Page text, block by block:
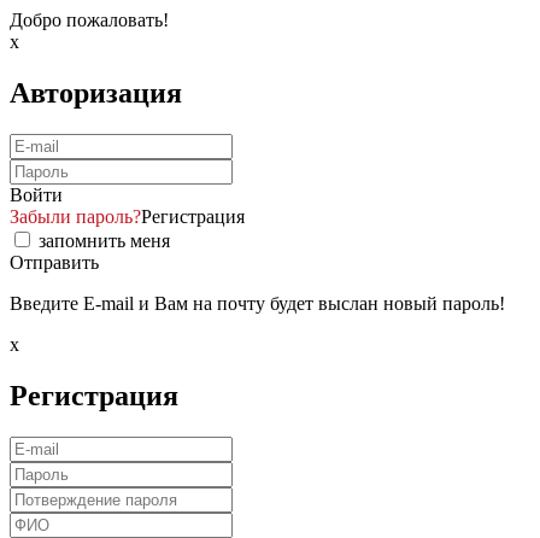
Добро пожаловать!
x
Авторизация
Войти
Забыли пароль?Регистрация
запомнить меня
Отправить
Введите E-mail и Вам на почту будет выслан новый пароль!
x
Регистрация